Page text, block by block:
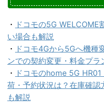
・ ドコモの5G WELCOME
い場合も解説
・ ドコモ4Gから5Gへ機種
ンでの契約変更・料金プラ
・ ドコモのhome 5G
荷・予約状況は？在庫確認
も解説